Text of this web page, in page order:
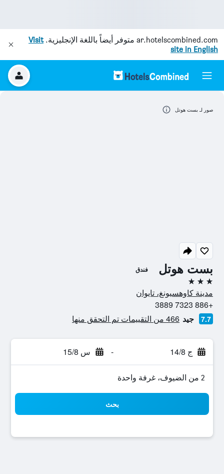
ar.hotelscombined.com متوفر أيضاً باللغة الإنجليزية.Visit
site in English
بست هوتل فندق
3 نجوم
مدينة كاوهسيونغ، تايوان
+886 7323 3889
7.7 جيد 466 من التقييمات تم التحقق منها
ج 14/8 - س 15/8
2 من الضيوف، غرفة واحدة
بحث
صور لـ بست هوتل